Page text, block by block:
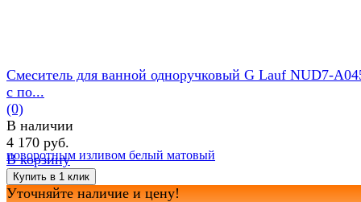
Смеситель для ванной одноручковый G Lauf NUD7-
с по...
(0)
В наличии
4 170 руб.
В корзину
Уточняйте наличие и цену!